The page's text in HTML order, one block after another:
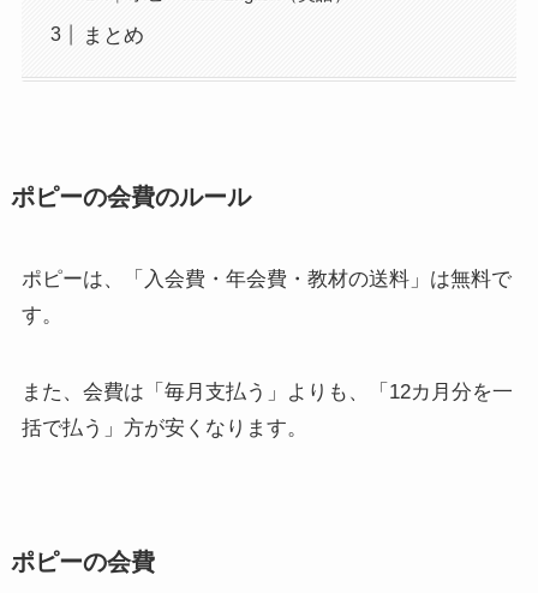
まとめ
ポピーの会費のルール
ポピーは、「入会費・年会費・教材の送料」は無料で
す。
また、会費は「毎月支払う」よりも、「12カ月分を一
括で払う」方が安くなります。
ポピーの会費